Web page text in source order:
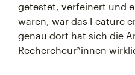
getestet, verfeinert und
waren, war das Feature
genau dort hat sich die
Rechercheur*innen